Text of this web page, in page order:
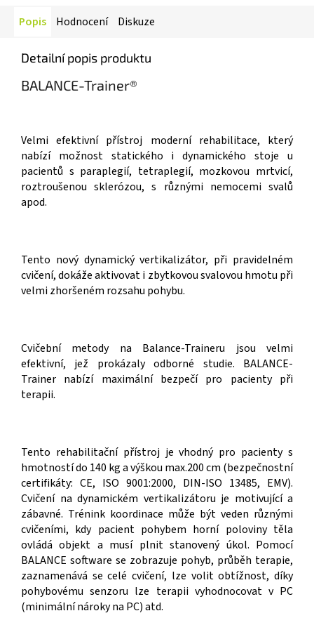
Popis Hodnocení Diskuze
Detailní popis produktu
BALANCE-Trainer®
Velmi efektivní přístroj moderní rehabilitace, který
nabízí možnost statického i dynamického stoje u
pacientů s paraplegií, tetraplegií, mozkovou mrtvicí,
roztroušenou sklerózou, s různými nemocemi svalů
apod.
Tento nový dynamický vertikalizátor, při pravidelném
cvičení, dokáže aktivovat i zbytkovou svalovou hmotu při
velmi zhoršeném rozsahu pohybu.
Cvičební metody na Balance-Traineru jsou velmi
efektivní, jež prokázaly odborné studie. BALANCE-
Trainer nabízí maximální bezpečí pro pacienty při
terapii.
Tento rehabilitační přístroj je vhodný pro pacienty s
hmotností do 140 kg a výškou max.200 cm (bezpečnostní
certifikáty: CE, ISO 9001:2000, DIN-ISO 13485, EMV).
Cvičení na dynamickém vertikalizátoru je motivující a
zábavné. Trénink koordinace může být veden různými
cvičeními, kdy pacient pohybem horní poloviny těla
ovládá objekt a musí plnit stanovený úkol. Pomocí
BALANCE software se zobrazuje pohyb, průběh terapie,
zaznamenává se celé cvičení, lze volit obtížnost, díky
pohybovému senzoru lze terapii vyhodnocovat v PC
(minimální nároky na PC) atd.